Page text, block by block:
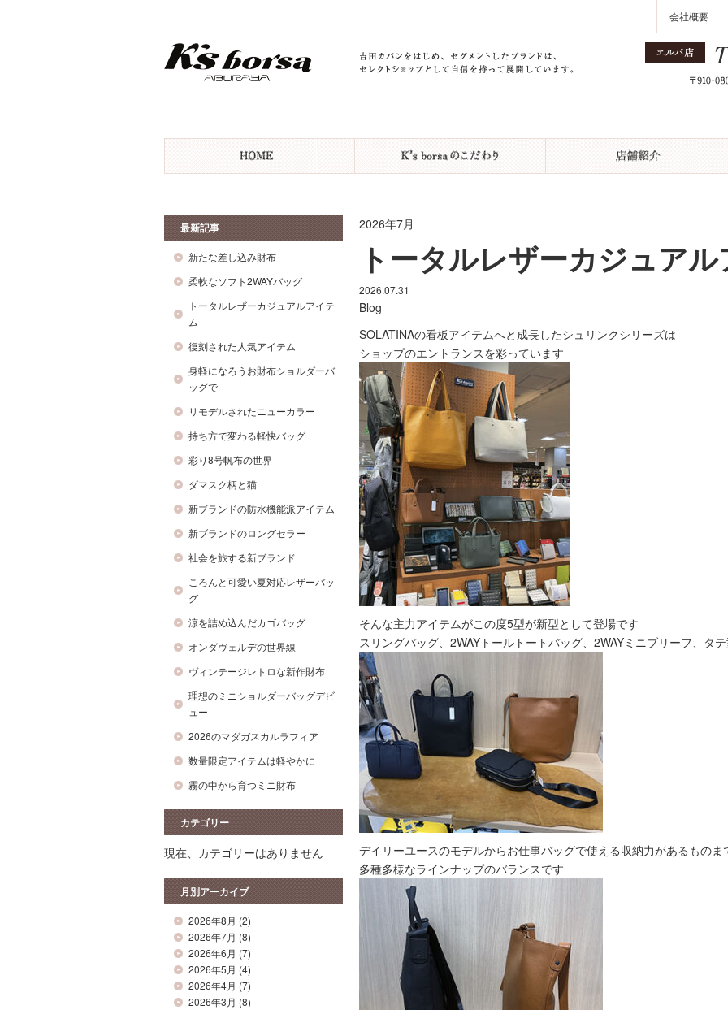
会社概要
最新記事
新たな差し込み財布
柔軟なソフト2WAYバッグ
トータルレザーカジュアルアイテ
ム
復刻された人気アイテム
身軽になろうお財布ショルダーバ
ッグで
リモデルされたニューカラー
持ち方で変わる軽快バッグ
彩り8号帆布の世界
ダマスク柄と猫
新ブランドの防水機能派アイテム
新ブランドのロングセラー
社会を旅する新ブランド
ころんと可愛い夏対応レザーバッ
グ
涼を詰め込んだカゴバッグ
オンダヴェルデの世界線
ヴィンテージレトロな新作財布
理想のミニショルダーバッグデビ
ュー
2026のマダガスカルラフィア
数量限定アイテムは軽やかに
霧の中から育つミニ財布
カテゴリー
現在、カテゴリーはありません
月別アーカイブ
2026年8月 (2)
2026年7月 (8)
2026年6月 (7)
2026年5月 (4)
2026年4月 (7)
2026年3月 (8)
2026年7月
トータルレザーカジュア
2026.07.31
Blog
SOLATINAの看板アイテムへと成長したシュリンクシリーズは
ショップのエントランスを彩っています
そんな主力アイテムがこの度5型が新型として登場です
スリングバッグ、2WAYトールトートバッグ、2WAYミニブリーフ、タ
デイリーユースのモデルからお仕事バッグで使える収納力があるものま
多種多様なラインナップのバランスです